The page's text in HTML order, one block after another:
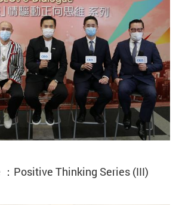
：Positive Thinking Series (III)